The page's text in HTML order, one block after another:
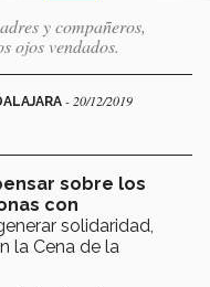
y compañeros,
ojos vendados.
- 20/12/2019
sobre los
con
solidaridad,
la Cena de la